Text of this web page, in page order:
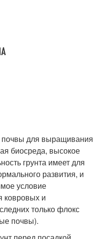
почвы для выращивания
биосреда, высокое
грунта имеет для
развития, и
условие
ковровых и
только флокс
почвы).